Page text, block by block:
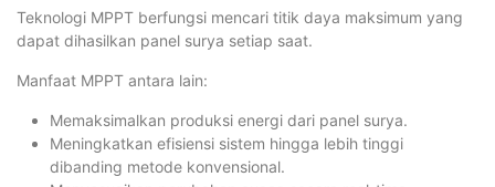
Teknologi MPPT berfungsi mencari titik daya maksimum yang
dapat dihasilkan panel surya setiap saat.
Manfaat MPPT antara lain:
Memaksimalkan produksi energi dari panel surya.
Meningkatkan efisiensi sistem hingga lebih tinggi
dibanding metode konvensional.